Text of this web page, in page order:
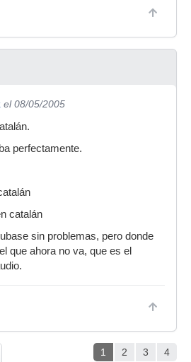
el 08/05/2005
perfectamente.
catalán
sin problemas, pero donde
que ahora no va, que es el
1 2 3 4